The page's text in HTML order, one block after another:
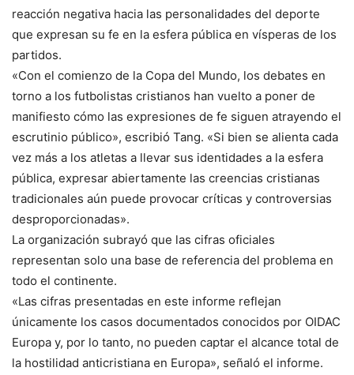
reacción negativa hacia las personalidades del deporte
que expresan su fe en la esfera pública en vísperas de los
partidos.
«Con el comienzo de la Copa del Mundo, los debates en
torno a los futbolistas cristianos han vuelto a poner de
manifiesto cómo las expresiones de fe siguen atrayendo el
escrutinio público», escribió Tang. «Si bien se alienta cada
vez más a los atletas a llevar sus identidades a la esfera
pública, expresar abiertamente las creencias cristianas
tradicionales aún puede provocar críticas y controversias
desproporcionadas».
La organización subrayó que las cifras oficiales
representan solo una base de referencia del problema en
todo el continente.
«Las cifras presentadas en este informe reflejan
únicamente los casos documentados conocidos por OIDAC
Europa y, por lo tanto, no pueden captar el alcance total de
la hostilidad anticristiana en Europa», señaló el informe.